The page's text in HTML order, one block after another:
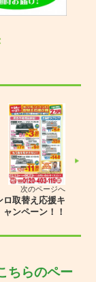
次のページへ
ロ取替え応援キ
ャンペーン！！
ちらのペー